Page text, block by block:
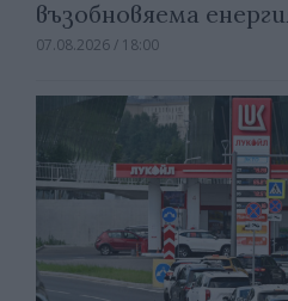
възобновяема
07.08.2026 / 18:00